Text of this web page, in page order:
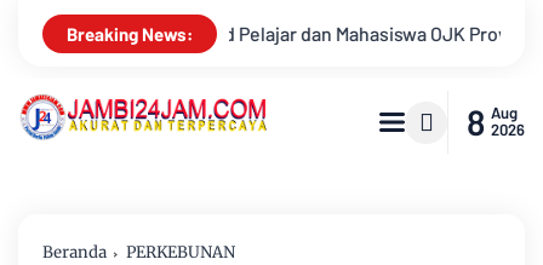
Breaking News:
Provinsi Jambi 2026, Unjuk Kreativitas di Taman Banjuran
8 Aug
2026
Beranda PERKEBUNAN